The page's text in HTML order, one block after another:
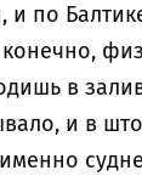
и по
в
и в
именно